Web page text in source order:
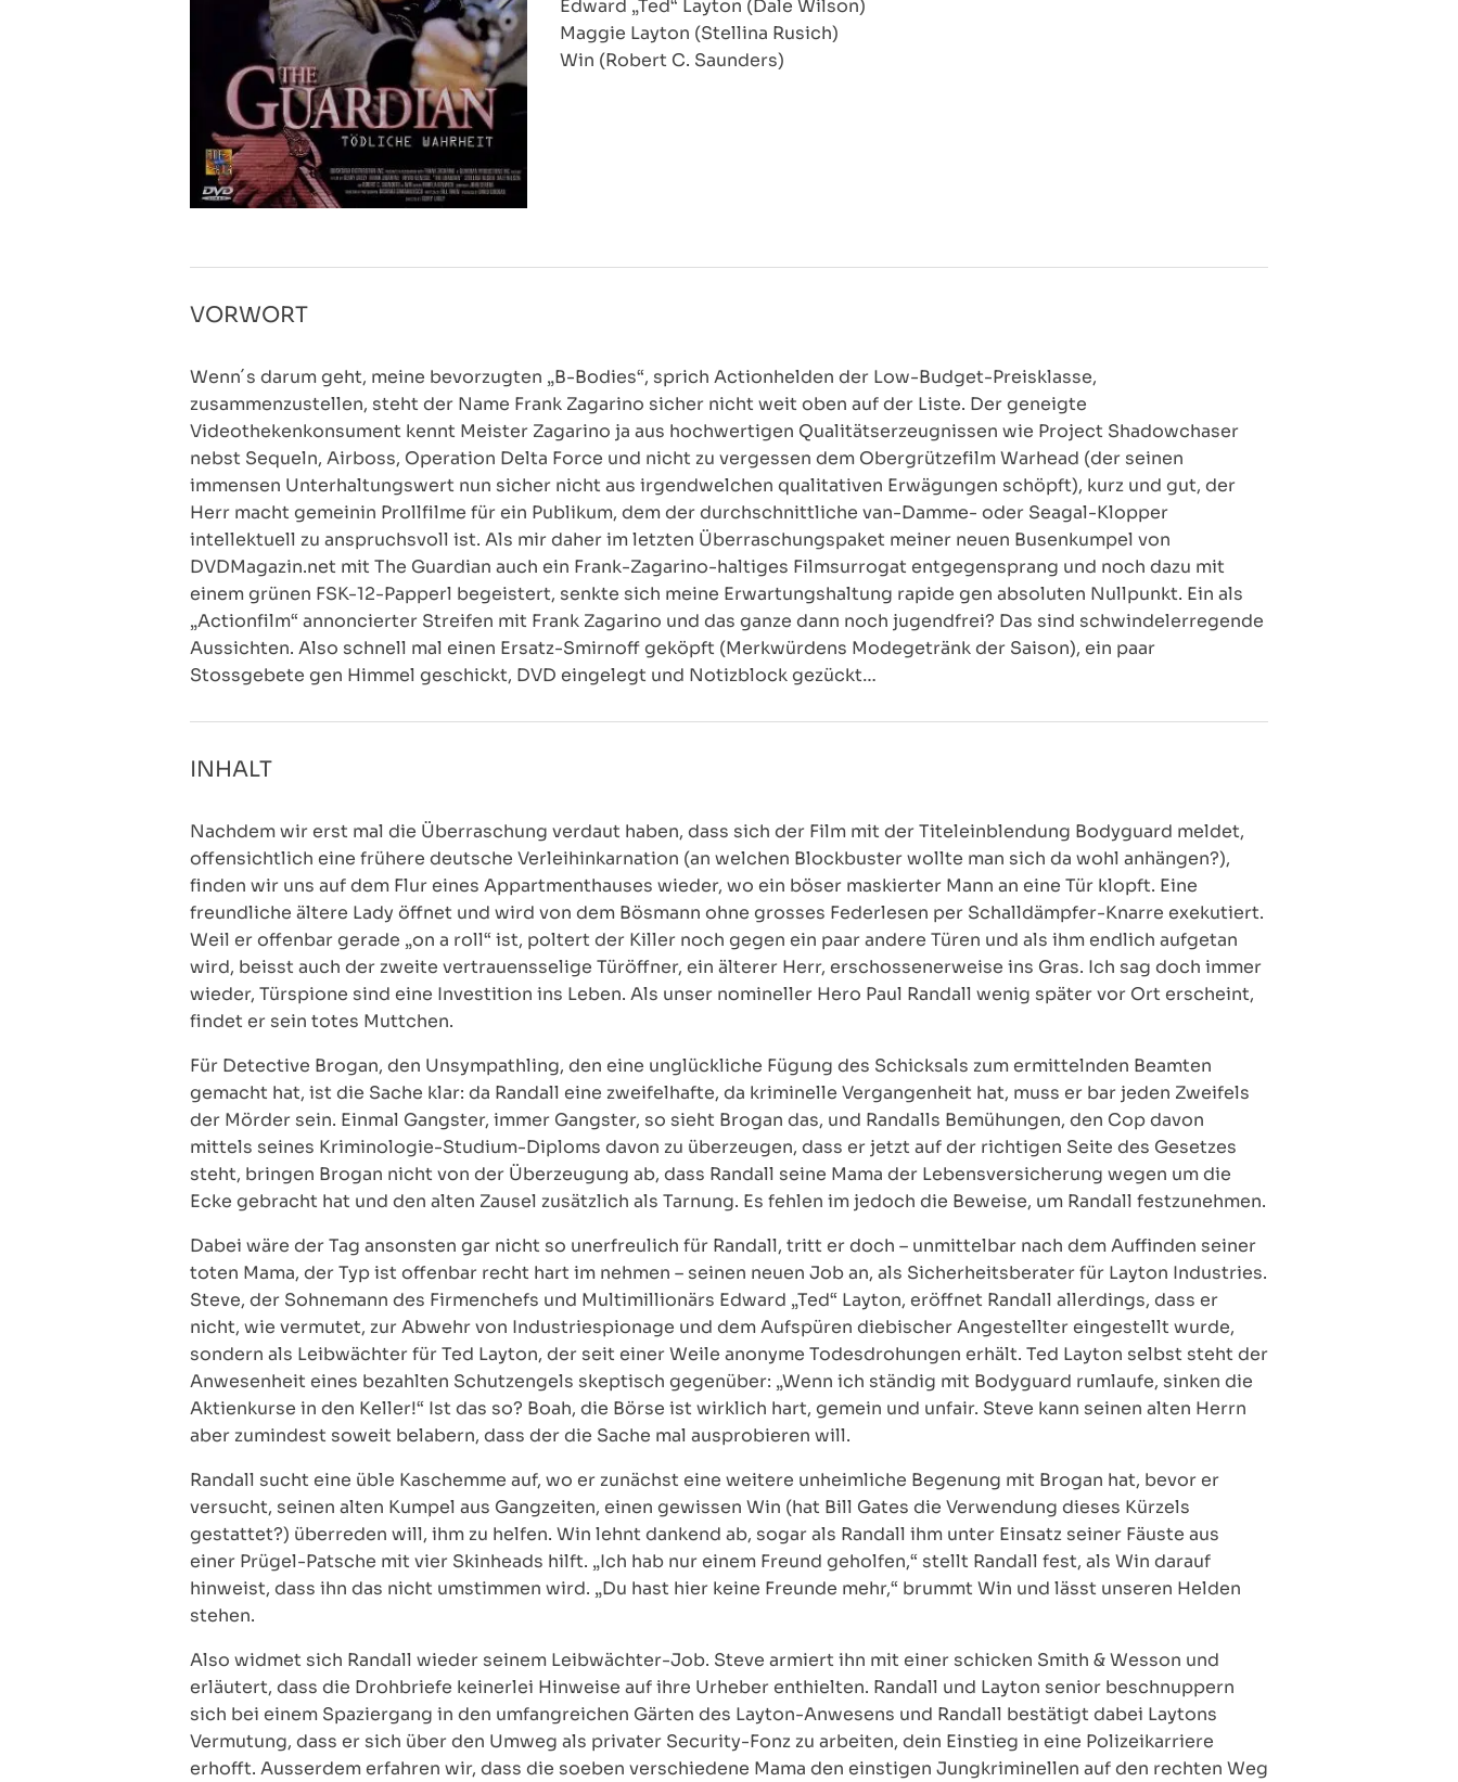
Edward „Ted“ Layton (Dale Wilson)
Maggie Layton (Stellina Rusich)
Win (Robert C. Saunders)
VORWORT
Wenn´s darum geht, meine bevorzugten „B-Bodies“, sprich Actionhelden der Low-Budget-Preisklasse,
zusammenzustellen, steht der Name Frank Zagarino sicher nicht weit oben auf der Liste. Der geneigte
Videothekenkonsument kennt Meister Zagarino ja aus hochwertigen Qualitätserzeugnissen wie Project Shadowchaser
nebst Sequeln, Airboss, Operation Delta Force und nicht zu vergessen dem Obergrützefilm Warhead (der seinen
immensen Unterhaltungswert nun sicher nicht aus irgendwelchen qualitativen Erwägungen schöpft), kurz und gut, der
Herr macht gemeinin Prollfilme für ein Publikum, dem der durchschnittliche van-Damme- oder Seagal-Klopper
intellektuell zu anspruchsvoll ist. Als mir daher im letzten Überraschungspaket meiner neuen Busenkumpel von
DVDMagazin.net mit The Guardian auch ein Frank-Zagarino-haltiges Filmsurrogat entgegensprang und noch dazu mit
einem grünen FSK-12-Papperl begeistert, senkte sich meine Erwartungshaltung rapide gen absoluten Nullpunkt. Ein als
„Actionfilm“ annoncierter Streifen mit Frank Zagarino und das ganze dann noch jugendfrei? Das sind schwindelerregende
Aussichten. Also schnell mal einen Ersatz-Smirnoff geköpft (Merkwürdens Modegetränk der Saison), ein paar
Stossgebete gen Himmel geschickt, DVD eingelegt und Notizblock gezückt…
INHALT
Nachdem wir erst mal die Überraschung verdaut haben, dass sich der Film mit der Titeleinblendung Bodyguard meldet,
offensichtlich eine frühere deutsche Verleihinkarnation (an welchen Blockbuster wollte man sich da wohl anhängen?),
finden wir uns auf dem Flur eines Appartmenthauses wieder, wo ein böser maskierter Mann an eine Tür klopft. Eine
freundliche ältere Lady öffnet und wird von dem Bösmann ohne grosses Federlesen per Schalldämpfer-Knarre exekutiert.
Weil er offenbar gerade „on a roll“ ist, poltert der Killer noch gegen ein paar andere Türen und als ihm endlich aufgetan
wird, beisst auch der zweite vertrauensselige Türöffner, ein älterer Herr, erschossenerweise ins Gras. Ich sag doch immer
wieder, Türspione sind eine Investition ins Leben. Als unser nomineller Hero Paul Randall wenig später vor Ort erscheint,
findet er sein totes Muttchen.
Für Detective Brogan, den Unsympathling, den eine unglückliche Fügung des Schicksals zum ermittelnden Beamten
gemacht hat, ist die Sache klar: da Randall eine zweifelhafte, da kriminelle Vergangenheit hat, muss er bar jeden Zweifels
der Mörder sein. Einmal Gangster, immer Gangster, so sieht Brogan das, und Randalls Bemühungen, den Cop davon
mittels seines Kriminologie-Studium-Diploms davon zu überzeugen, dass er jetzt auf der richtigen Seite des Gesetzes
steht, bringen Brogan nicht von der Überzeugung ab, dass Randall seine Mama der Lebensversicherung wegen um die
Ecke gebracht hat und den alten Zausel zusätzlich als Tarnung. Es fehlen im jedoch die Beweise, um Randall festzunehmen.
Dabei wäre der Tag ansonsten gar nicht so unerfreulich für Randall, tritt er doch – unmittelbar nach dem Auffinden seiner
toten Mama, der Typ ist offenbar recht hart im nehmen – seinen neuen Job an, als Sicherheitsberater für Layton Industries.
Steve, der Sohnemann des Firmenchefs und Multimillionärs Edward „Ted“ Layton, eröffnet Randall allerdings, dass er
nicht, wie vermutet, zur Abwehr von Industriespionage und dem Aufspüren diebischer Angestellter eingestellt wurde,
sondern als Leibwächter für Ted Layton, der seit einer Weile anonyme Todesdrohungen erhält. Ted Layton selbst steht der
Anwesenheit eines bezahlten Schutzengels skeptisch gegenüber: „Wenn ich ständig mit Bodyguard rumlaufe, sinken die
Aktienkurse in den Keller!“ Ist das so? Boah, die Börse ist wirklich hart, gemein und unfair. Steve kann seinen alten Herrn
aber zumindest soweit belabern, dass der die Sache mal ausprobieren will.
Randall sucht eine üble Kaschemme auf, wo er zunächst eine weitere unheimliche Begenung mit Brogan hat, bevor er
versucht, seinen alten Kumpel aus Gangzeiten, einen gewissen Win (hat Bill Gates die Verwendung dieses Kürzels
gestattet?) überreden will, ihm zu helfen. Win lehnt dankend ab, sogar als Randall ihm unter Einsatz seiner Fäuste aus
einer Prügel-Patsche mit vier Skinheads hilft. „Ich hab nur einem Freund geholfen,“ stellt Randall fest, als Win darauf
hinweist, dass ihn das nicht umstimmen wird. „Du hast hier keine Freunde mehr,“ brummt Win und lässt unseren Helden
stehen.
Also widmet sich Randall wieder seinem Leibwächter-Job. Steve armiert ihn mit einer schicken Smith & Wesson und
erläutert, dass die Drohbriefe keinerlei Hinweise auf ihre Urheber enthielten. Randall und Layton senior beschnuppern
sich bei einem Spaziergang in den umfangreichen Gärten des Layton-Anwesens und Randall bestätigt dabei Laytons
Vermutung, dass er sich über den Umweg als privater Security-Fonz zu arbeiten, dein Einstieg in eine Polizeikarriere
erhofft. Ausserdem erfahren wir, dass die soeben verschiedene Mama den einstigen Jungkriminellen auf den rechten Weg